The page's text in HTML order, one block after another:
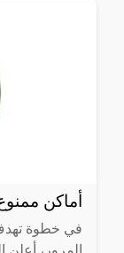
أماكن
في خطوة تهدف